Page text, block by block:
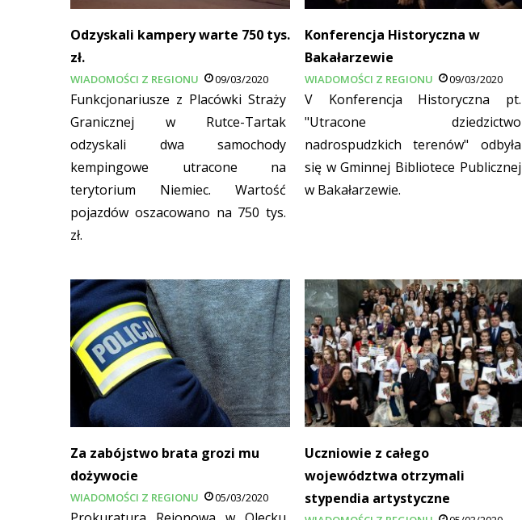
Odzyskali kampery warte 750 tys.
zł.
WIADOMOŚCI Z REGIONU 09/03/2020
Funkcjonariusze z Placówki Straży
Granicznej w Rutce-Tartak
odzyskali dwa samochody
kempingowe utracone na
terytorium Niemiec. Wartość
pojazdów oszacowano na 750 tys.
zł.
Konferencja Historyczna w
Bakałarzewie
WIADOMOŚCI Z REGIONU 09/03/2020
V Konferencja Historyczna pt.
"Utracone dziedzictwo
nadrospudzkich terenów" odbyła
się w Gminnej Bibliotece Publicznej
w Bakałarzewie.
Za zabójstwo brata grozi mu
dożywocie
WIADOMOŚCI Z REGIONU 05/03/2020
Uczniowie z całego
województwa otrzymali
stypendia artystyczne